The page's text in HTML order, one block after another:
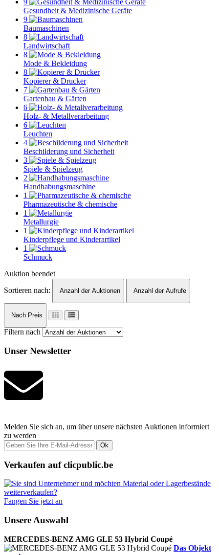
9
Gesundheit & Medizinische Geräte
9
Baumaschinen
8
Landwirtschaft
8
Mode & Bekleidung
8
Kopierer & Drucker
7
Gartenbau & Gärten
6
Holz- & Metallverarbeitung
6
Leuchten
4
Beschilderung und Sicherheit
3
Spiele & Spielzeug
2
Handhabungsmaschine
1
Pharmazeutische & chemische
1
Metallurgie
1
Kinderpflege und Kinderartikel
1
Schmuck
Auktion beendet
Sortieren nach:
Anzahl der Auktionen Anzahl der Aufrufe
Nach Preis
Filtern nach
Unser Newsletter
Melden Sie sich an, um über unsere nächsten Auktionen informiert
zu werden
Ok
Verkaufen auf clicpublic.be
Fangen Sie jetzt an
Unsere Auswahl
MERCEDES-BENZ AMG GLE 53 Hybrid Coupé
Das Objekt